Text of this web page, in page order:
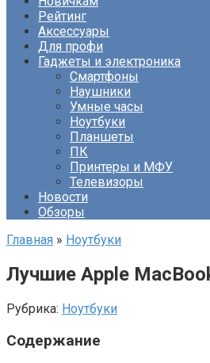
Рейтинг
Аксессуары
Для профи
Гаджеты и электроника
Смартфоны
Наушники
Умные часы
Ноутбуки
Планшеты
ПК
Принтеры и МФУ
Телевизоры
Новости
Обзоры
Главная » Ноутбуки
Лучшие Apple
Рубрика: Ноутбуки
Содержание